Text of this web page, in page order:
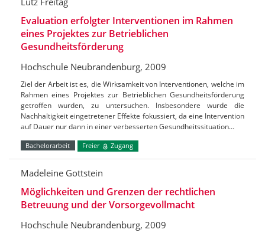
Evaluation erfolgter Interventionen im Rahmen
eines Projektes zur Betrieblichen
Gesundheitsförderung
Hochschule Neubrandenburg, 2009
Ziel der Arbeit ist es, die Wirksamkeit von Interventionen, welche im
Rahmen eines Projektes zur Betrieblichen Gesundheitsförderung
getroffen wurden, zu untersuchen. Insbesondere wurde die
Nachhaltigkeit eingetretener Effekte fokussiert, da eine Intervention
auf Dauer nur dann in einer verbesserten Gesundheitssituation…
Bachelorarbeit Freier Zugang
Madeleine Gottstein
Möglichkeiten und Grenzen der rechtlichen
Betreuung und der Vorsorgevollmacht
Hochschule Neubrandenburg, 2009